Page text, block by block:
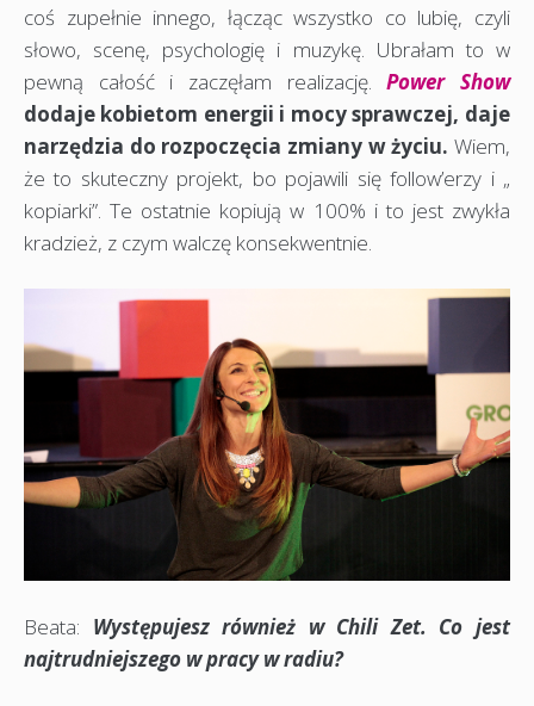
coś zupełnie innego, łącząc wszystko co lubię, czyli
słowo, scenę, psychologię i muzykę. Ubrałam to w
pewną całość i zaczęłam realizację.Power Show
dodaje kobietom energii i mocy sprawczej, daje
narzędzia do rozpoczęcia zmiany w życiu. Wiem,
że to skuteczny projekt, bo pojawili się follow’erzy i „
kopiarki”. Te ostatnie kopiują w 100% i to jest zwykła
kradzież, z czym walczę konsekwentnie.
Beata: Występujesz również w Chili Zet. Co jest
najtrudniejszego w pracy w radiu?